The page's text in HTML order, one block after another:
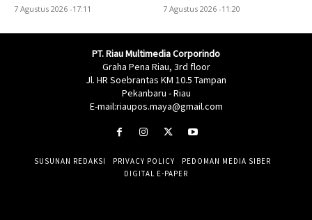
7 Agustus 2026 -17:11 7 Agustus 2026 -11:20
PT. Riau Multimedia Corporindo
Graha Pena Riau, 3rd floor
Jl. HR Soebrantas KM 10.5 Tampan
Pekanbaru - Riau
E-mail:riaupos.maya@gmail.com
SUSUNAN REDAKSI PRIVACY POLICY
PEDOMAN MEDIA SIBER
DIGITAL E-PAPER